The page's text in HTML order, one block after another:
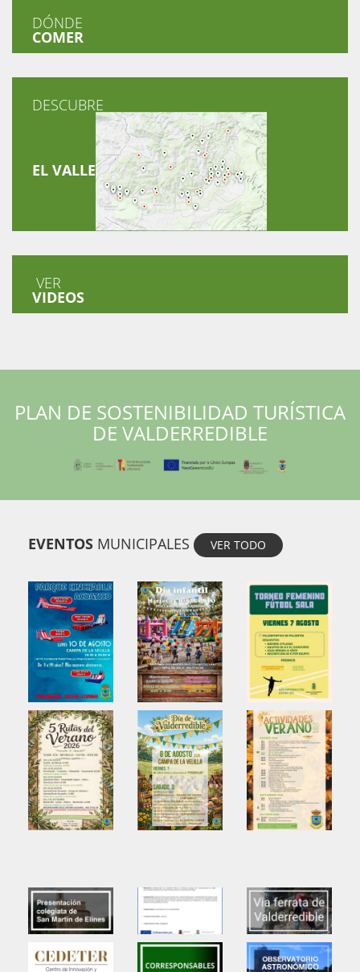
DÓNDE
COMER
DESCUBRE
EL VALLE
VER
VIDEOS
PLAN DE SOSTENIBILIDAD TURÍSTICA
DE VALDERREDIBLE
EVENTOS MUNICIPALES VER TODO